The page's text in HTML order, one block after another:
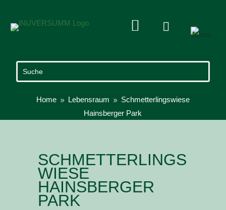
 
Home 9 Lebensraum 9 Schmetterlingswiese
Hainsberger Park
SCHMETTERLINGS
WIESE
HAINSBERGER
PARK